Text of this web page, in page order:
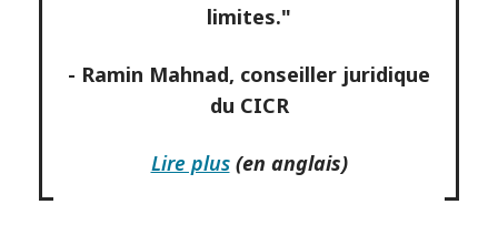
limites."
- Ramin Mahnad, conseiller juridique
du CICR
Lire plus(en anglais)